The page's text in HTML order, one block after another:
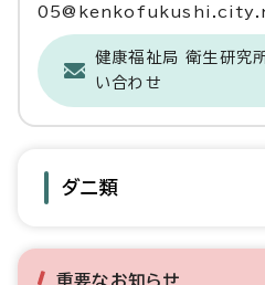
健康福祉局 衛生研究
い合わせ
ダニ類
重要なお知らせ